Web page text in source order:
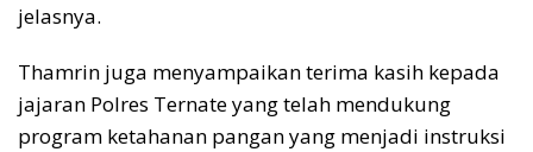
jelasnya.
Thamrin juga menyampaikan terima kasih kepada
jajaran Polres Ternate yang telah mendukung
program ketahanan pangan yang menjadi instruksi